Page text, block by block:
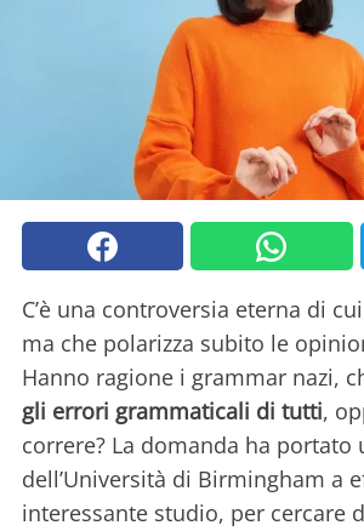
C’è una controversia eterna di
ma che polarizza subito le
Hanno ragione i grammar nazi,
gli errori grammaticali di tutti,
correre? La domanda ha portato
dell’Università di Birmingham a
interessante studio, per cercare